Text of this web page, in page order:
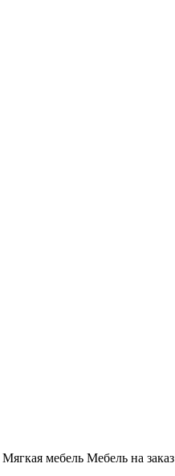
Мягкая мебель Мебель на заказ